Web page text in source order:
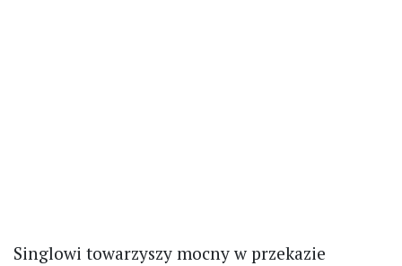
Singlowi towarzyszy mocny w przekazie